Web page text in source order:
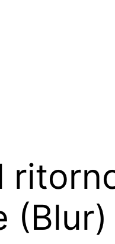
(Blur)